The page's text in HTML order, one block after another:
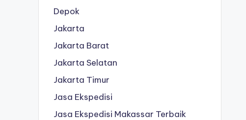
Depok
Jakarta
Jakarta Barat
Jakarta Selatan
Jakarta Timur
Jasa Ekspedisi
Jasa Ekspedisi Makassar Terbaik